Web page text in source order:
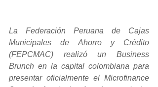
La Federación Peruana de Cajas
Municipales de Ahorro y Crédito
(FEPCMAC) realizó un Business
Brunch en la capital colombiana para
presentar oficialmente el Microfinance